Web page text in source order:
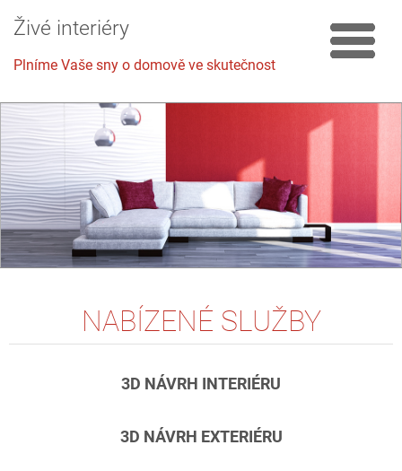
Živé interiéry
Plníme Vaše sny o domově ve skutečnost
NABÍZENÉ SLUŽBY
3D NÁVRH INTERIÉRU
3D NÁVRH EXTERIÉRU